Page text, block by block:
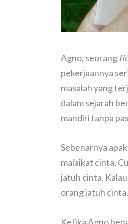
Agno, seorang
pekerjaannya
masalah yang
dalam sejarah
mandiri tanpa
Sebenarnya
malaikat cinta,
jatuh cinta.
orang jatuh